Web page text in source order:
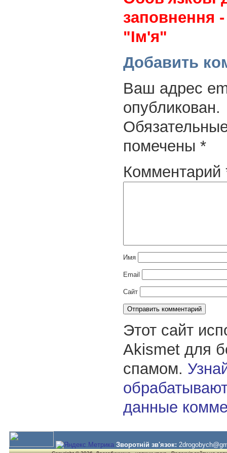
заповнення
"Ім'я"
Добавить
Ваш адрес
опубликован.
помечены *
Комментарий
Имя
Email
Сайт
Этот сайт
Akismet для
спамом.
данные
Зворотній зв'язок: